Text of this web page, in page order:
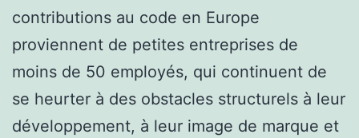
contributions au code en Europe
proviennent de petites entreprises de
moins de 50 employés, qui continuent de
se heurter à des obstacles structurels à leur
développement, à leur image de marque et